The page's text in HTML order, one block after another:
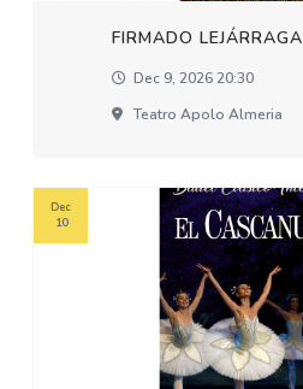
FIRMADO LEJÁRRAGA
Dec 9, 2026 20:30
Teatro Apolo Almeria
Dec
10